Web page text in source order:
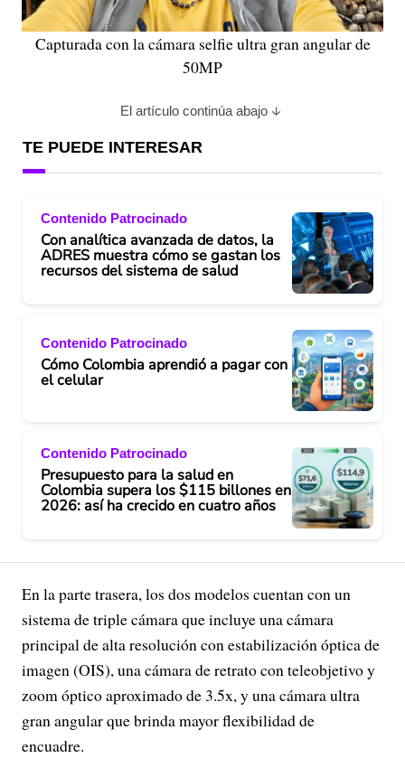
Capturada con la cámara selfie ultra gran angular de
50MP
El artículo continúa abajo
TE PUEDE INTERESAR
Contenido Patrocinado
Con analítica avanzada de datos, la
ADRES muestra cómo se gastan los
recursos del sistema de salud
Contenido Patrocinado
Cómo Colombia aprendió a pagar con
el celular
Contenido Patrocinado
Presupuesto para la salud en
Colombia supera los $115 billones en
2026: así ha crecido en cuatro años
En la parte trasera, los dos modelos cuentan con un
sistema de triple cámara que incluye una cámara
principal de alta resolución con estabilización óptica de
imagen (OIS), una cámara de retrato con teleobjetivo y
zoom óptico aproximado de 3.5x, y una cámara ultra
gran angular que brinda mayor flexibilidad de
encuadre.